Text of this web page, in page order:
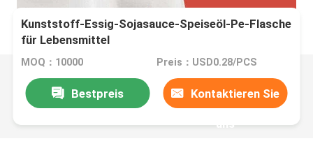
Kunststoff-Essig-Sojasauce-Speiseöl-Pe-Flasche
für Lebensmittel
MOQ：10000 Preis：USD0.28/PCS
Bestpreis Kontaktieren Sie
uns